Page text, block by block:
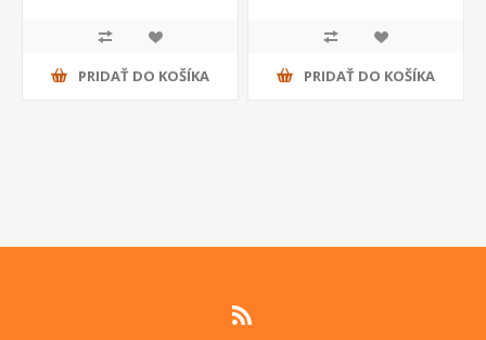
PRIDAŤ DO KOŠÍKA PRIDAŤ DO KOŠÍKA